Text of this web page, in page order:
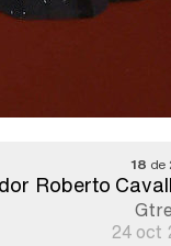
18 de
Roberto
24 oct